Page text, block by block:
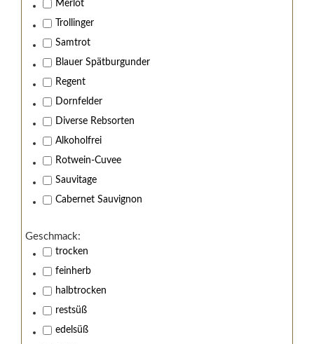
Hengerer stehen zu
Sind Sie über 18 Jahre alt?
Nein, Ich bin unter 18 Jahre alt.
Merlot
Trollinger
Samtrot
Blauer Spätburgunder
Regent
Dornfelder
Diverse Rebsorten
Alkoholfrei
Rotwein-Cuvee
Sauvitage
Cabernet Sauvignon
Geschmack:
trocken
feinherb
halbtrocken
restsüß
edelsüß